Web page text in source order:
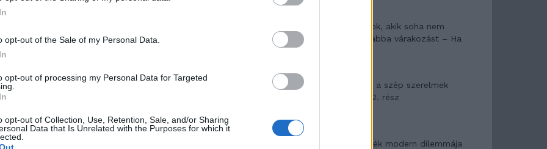
opt-out of the Sale of my Personal Data.
opt-out of processing my Personal Data for Targeted
opt-out of Collection, Use, Retention, Sale, and/or Sharing
Data that Is Unrelated with the Purposes for which it
felnőtt nőhöz méltón viselkedtem. Hisztiztem,
el kellene engedjelek, ahhoz azonban túl
a magánytól, és féltem, elveszett leszek
elengedted kezeimet, egy öntudatos,
el tudom utasítani és könnyedén elengedni azt,
érzem hátráltat az életemben.
A családok, akik soha nem
hagyták abba várakozást – Ha
Panna és a szép szerelmek
mítosza 2. rész
Az ereklyék modern dilemmája